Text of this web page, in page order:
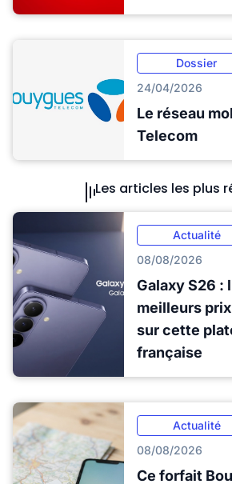
Dossier
24/04/2026
Le réseau
Telecom
Les articles les plus
Actualité
08/08/2026
Galaxy S26 :
meilleurs
sur cette
française
Actualité
08/08/2026
Ce forfait